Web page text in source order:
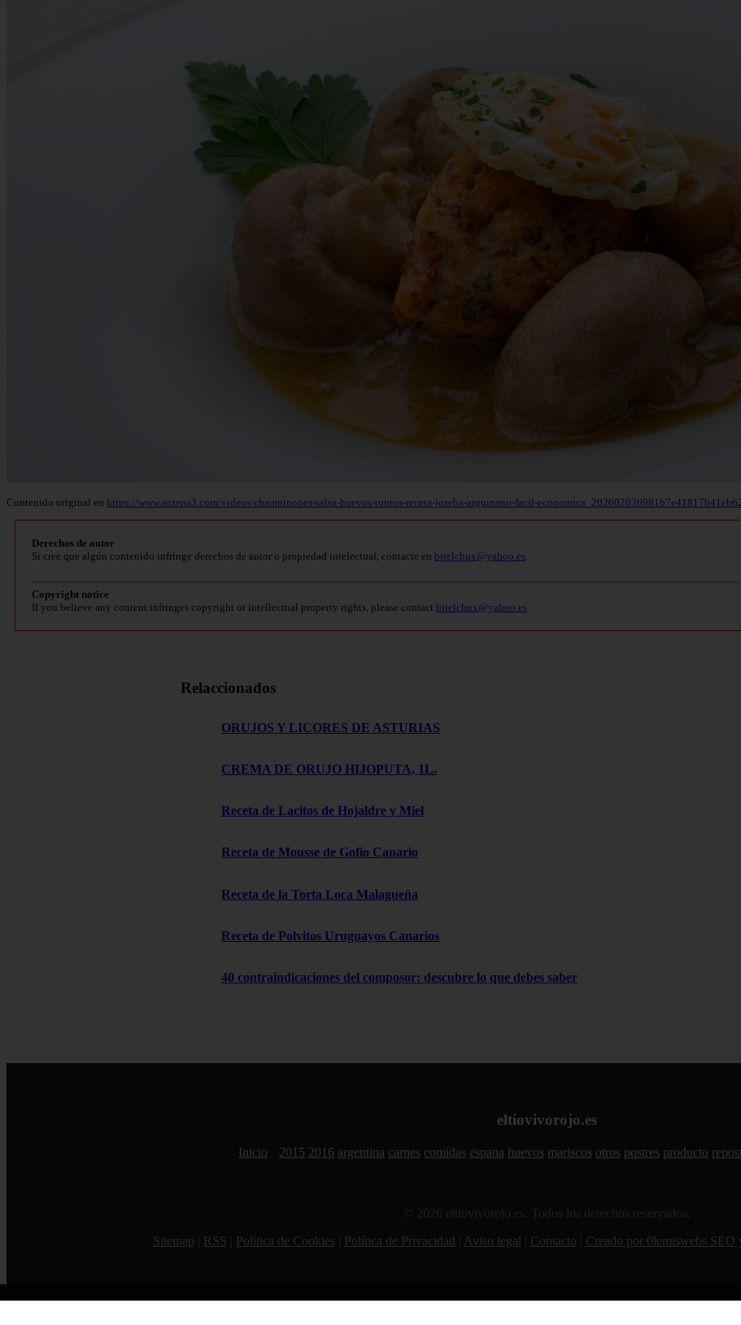
Contenido original en https://www.antena3.com/videos/champinones-salsa-huevos-tontos-receta-joseba-arguinano-facil-
Derechos de autor
Si cree que algún contenido infringe derechos de autor o propiedad intelectual, contacte en bitelchux@yahoo.es.
Copyright notice
If you believe any content infringes copyright or intellectual property rights, please contact bitelchux@yahoo.es.
Relaccionados
ORUJOS Y LICORES DE ASTURIAS
CREMA DE ORUJO HIJOPUTA, 1L.
Receta de Lacitos de Hojaldre y Miel
Receta de Mousse de Gofio Canario
Receta de la Torta Loca Malagueña
Receta de Polvitos Uruguayos Canarios
40 contraindicaciones del composor: descubre lo que debes saber
eltiovivorojo.es
Inicio 2015 2016 argentina carnes comidas espana huevos mariscos otros postres producto
© 2026 eltiovivorojo.es. Todos los derechos reservados.
Sitemap
RSS Política de Cookies Política de Privacidad Aviso legal Contacto Creado por 0lemiswebs SEO